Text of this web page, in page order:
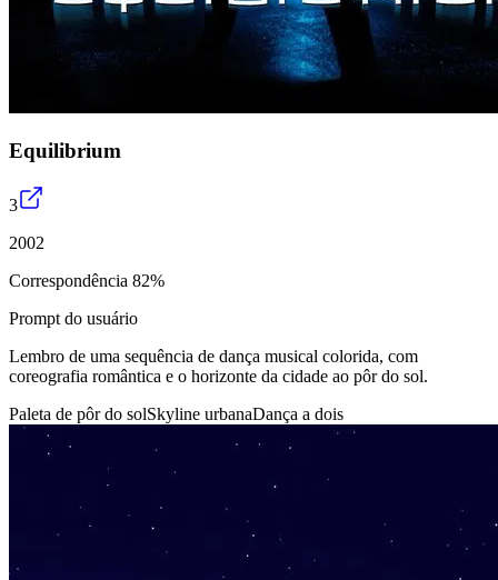
Equilibrium
3
2002
Correspondência 82%
Prompt do usuário
Lembro de uma sequência de dança musical colorida, com
coreografia romântica e o horizonte da cidade ao pôr do sol.
Paleta de pôr do solSkyline urbanaDança a dois